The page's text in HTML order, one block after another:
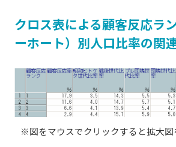
クロス表による顧客反応ラ
ーホート）別人口比率の関
※図をマウスでクリックすると拡大図